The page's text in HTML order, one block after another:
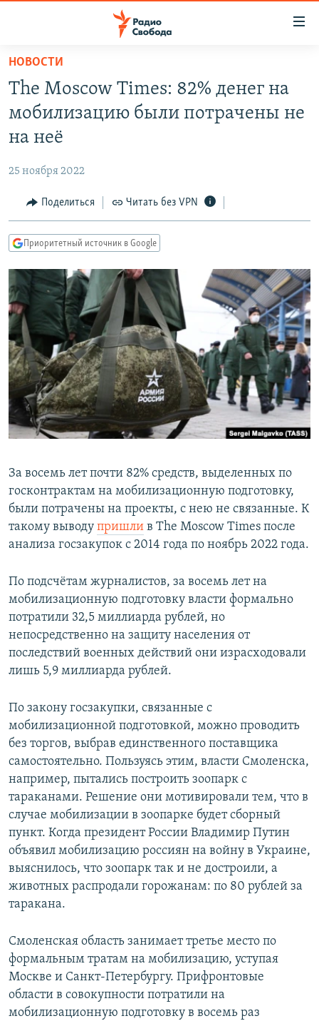
упрощенного
доступа
Вернуться
основному
Вернутся
Вернутся
поиску
ПРОГРАММЫ
ПОДКАСТЫ
АВТОРСКИЕ ПРОЕКТЫ
МНЕНИЯ
КУЛЬТУРА
КАВКАЗ.РЕАЛИИ
СЕВЕР.РЕАЛИИ
СИБИРЬ.РЕАЛИИ
РАСПИСАНИЕ ВЕЩАНИЯ
ПОДПИШИТЕСЬ НА РАССЫЛКУ
СОЦИАЛЬНЫЕ СЕТИ
Все сайты РСЕ/РС
НОВОСТИ
The Moscow Times: 82% денег на
мобилизацию были потрачены не
на неё
25 ноября 2022
Поделиться Читать без VPN
Приоритетный источник в Google
За восемь лет почти 82% средств, выделенных по
госконтрактам на мобилизационную подготовку,
были потрачены на проекты, с нею не связанные. К
такому выводу пришли в The Moscow Times после
анализа госзакупок с 2014 года по ноябрь 2022 года.
По подсчётам журналистов, за восемь лет на
мобилизационную подготовку власти формально
потратили 32,5 миллиарда рублей, но
непосредственно на защиту населения от
последствий военных действий они израсходовали
лишь 5,9 миллиарда рублей.
По закону госзакупки, связанные с
мобилизационной подготовкой, можно проводить
без торгов, выбрав единственного поставщика
самостоятельно. Пользуясь этим, власти Смоленска,
например, пытались построить зоопарк с
тараканами. Решение они мотивировали тем, что в
случае мобилизации в зоопарке будет сборный
пункт. Когда президент России Владимир Путин
объявил мобилизацию россиян на войну в Украине,
выяснилось, что зоопарк так и не достроили, а
животных распродали горожанам: по 80 рублей за
таракана.
Смоленская область занимает третье место по
формальным тратам на мобилизацию, уступая
Москве и Санкт-Петербургу. Прифронтовые
области в совокупности потратили на
мобилизационную подготовку в восемь раз